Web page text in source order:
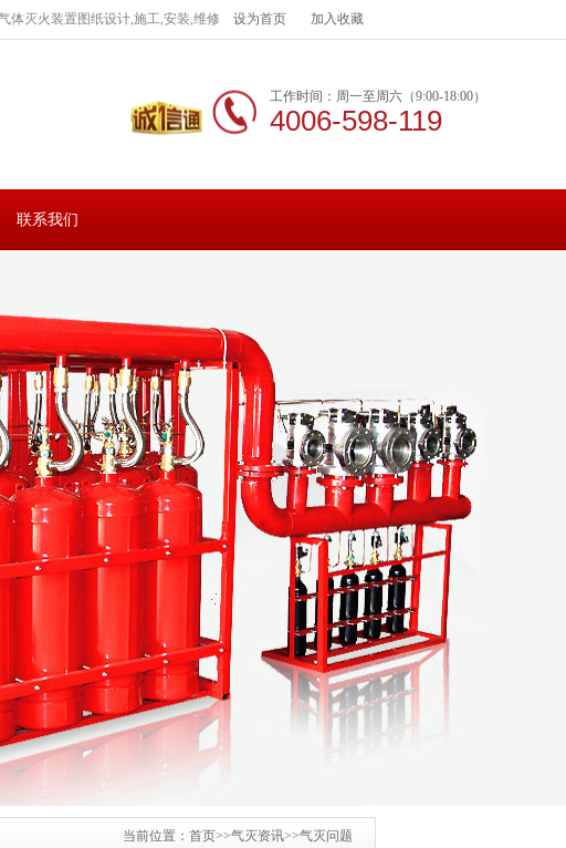
体灭火装置图纸设计,施工,安装,维修 设为首页 加入收藏
工作时间：周一至周六（9:00-18:00）
4006-598-119
联系我们
当前位置： 首页>>气灭资讯>>气灭问题